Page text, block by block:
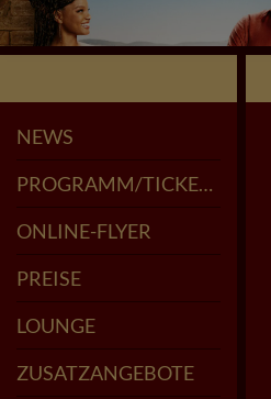
NEWS
PROGRAMM/TICKETS
VORVERKAUF
DER BESONDERE FILM
SENIOREN-KINO
KIDS CLUB
ANIME IM LUMOS
ROYAL BALLET & OPERA
DISNEY MITMACHKINO
DIE WELT HAUTNAH
BEST OF CINEMA
FRAUENKINO
LUMOS NIGHT
POETRY SLAM
VORPREMIEREN
SNEAK PREVIEW
LUMOS KIDS
FERIENKINO
LUMOS GOLD
VORSCHAU
ONLINE-FLYER
PREISE
LOUNGE
ÖFFNUNGSZEITEN
SPEISEKARTE
ZUSATZANGEBOTE